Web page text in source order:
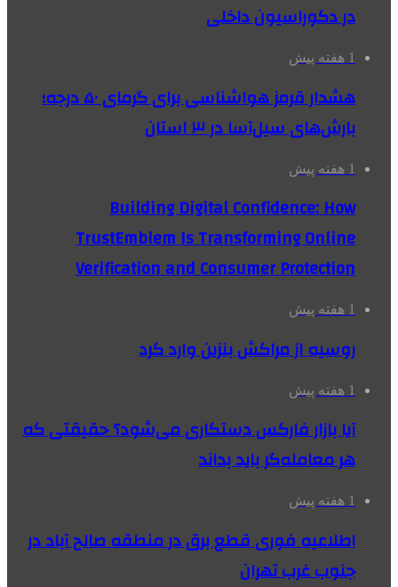
در دکوراسیون داخلی
1 هفته پیش
هشدار قرمز هواشناسی برای گرمای ۵۰ درجه؛
بارش‌های سیل‌آسا در ۳ استان
1 هفته پیش
Building Digital Confidence: How
TrustEmblem Is Transforming Online
Verification and Consumer Protection
1 هفته پیش
روسیه از مراکش بنزین وارد کرد
1 هفته پیش
آیا بازار فارکس دستکاری می‌شود؟ حقیقتی که
هر معامله‌گر باید بداند
1 هفته پیش
اطلاعیه فوری قطع برق در منطقه صالح آباد در
جنوب غرب تهران